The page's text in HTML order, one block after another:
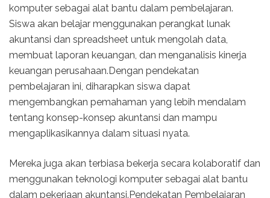
komputer sebagai alat bantu dalam pembelajaran.
Siswa akan belajar menggunakan perangkat lunak
akuntansi dan spreadsheet untuk mengolah data,
membuat laporan keuangan, dan menganalisis kinerja
keuangan perusahaan.Dengan pendekatan
pembelajaran ini, diharapkan siswa dapat
mengembangkan pemahaman yang lebih mendalam
tentang konsep-konsep akuntansi dan mampu
mengaplikasikannya dalam situasi nyata.
Mereka juga akan terbiasa bekerja secara kolaboratif dan
menggunakan teknologi komputer sebagai alat bantu
dalam pekerjaan akuntansi.Pendekatan Pembelajaran